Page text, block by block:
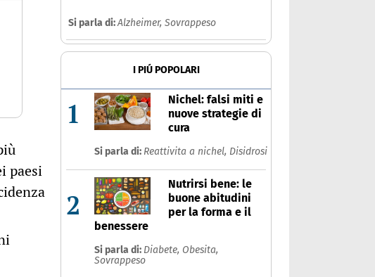
Cancro
Ultime notizie
Risposte
paesi
Si parla di:Alzheimer, Sovrappeso
I PIÚ POPOLARI
1
Nichel: falsi miti e
nuove strategie di
cura
Si parla di: Reattivita a nichel, Disidrosi
2
Nutrirsi bene: le
buone abitudini
per la forma e il
benessere
Si parla di: Diabete, Obesita,
Sovrappeso